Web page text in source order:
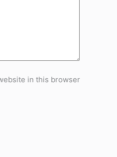
in this browser